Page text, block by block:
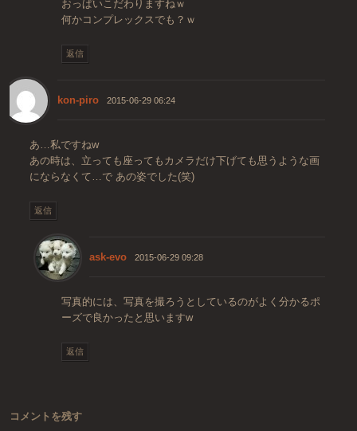
おっぱいこだわりますねｗ
何かコンプレックスでも？ｗ
返信
kon-piro 2015-06-29 06:24
あ…私ですねw
あの時は、立っても座ってもカメラだけ下げても思うような画
にならなくて…で あの姿でした(笑)
返信
ask-evo 2015-06-29 09:28
写真的には、写真を撮ろうとしているのがよく分かるポ
ーズで良かったと思いますw
返信
コメントを残す